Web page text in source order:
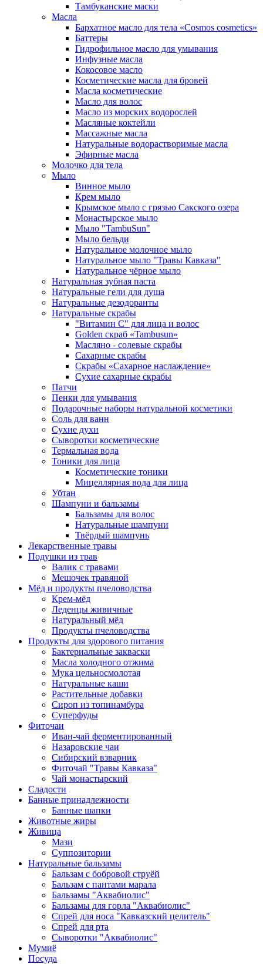
Тамбуканские маски
Масла
Бархатное масло для тела «Cosmos cosmetics»
Баттеры
Гидрофильное масло для умывания
Инфузные масла
Кокосовое масло
Косметические масла для бровей
Масла косметические
Масло для волос
Масло из морских водорослей
Масляные коктейли
Массажные масла
Натуральные водорастворимые масла
Эфирные масла
Молочко для тела
Мыло
Винное мыло
Крем мыло
Крымское мыло с грязью Сакского озера
Монастырское мыло
Мыло "TambuSun"
Мыло бельди
Натуральное молочное мыло
Натуральное мыло "Травы Кавказа"
Натуральное чёрное мыло
Натуральная зубная паста
Натуральные гели для душа
Натуральные дезодоранты
Натуральные скрабы
"Витамин С" для лица и волос
Golden скраб «Tambusun»
Масляно - солевые скрабы
Сахарные скрабы
Скрабы «Сахарное наслаждение»
Сухие сахарные скрабы
Патчи
Пенки для умывания
Подарочные наборы натуральной косметики
Соль для ванн
Сухие духи
Сыворотки косметические
Термальная вода
Тоники для лица
Косметические тоники
Мицеллярная вода для лица
Убтан
Шампуни и бальзамы
Бальзамы для волос
Натуральные шампуни
Твёрдый шампунь
Лекарственные травы
Подушки из трав
Валик с травами
Мешочек травяной
Мёд и продукты пчеловодства
Крем-мёд
Леденцы живичные
Натуральный мёд
Продукты пчеловодства
Продукты для здорового питания
Бактериальные закваски
Масла холодного отжима
Мука цельносмолотая
Натуральные каши
Растительные добавки
Сироп из топинамбура
Суперфуды
Фиточаи
Иван-чай ферментированный
Назаровские чаи
Сибирский взварник
Фиточай "Травы Кавказа"
Чай монастырский
Сладости
Банные принадлежности
Банные шапки
Животные жиры
Живица
Мази
Суппозитории
Натуральные бальзамы
Бальзам с бобровой струёй
Бальзам с пантами марала
Бальзамы "Аквабиолис"
Бальзамы для горла "Аквабиолис"
Спрей для носа "Кавказский целитель"
Спрей для рта
Сыворотки "Аквабиолис"
Мумиё
Посуда